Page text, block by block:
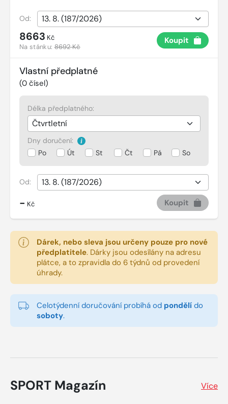
Od:
8663 Kč
Na stánku:8692 Kč
Koupit
Vlastní předplatné
(0 čísel)
Délka předplatného:
Dny doručení:
Po
Út St Čt Pá So
Od:
- Kč Koupit
Dárek, nebo sleva jsou určeny pouze pro nové
předplatitele. Dárky jsou odesílány na adresu
plátce, a to zpravidla do 6 týdnů od provedení
úhrady.
Celotýdenní doručování probíhá od pondělí do
soboty.
SPORT Magazín Více